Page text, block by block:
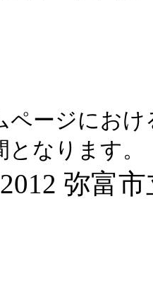
ページにお
なります。
弥富